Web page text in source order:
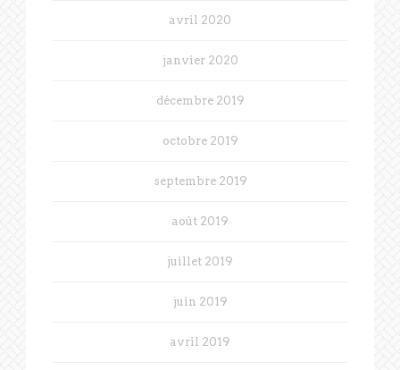
avril 2020
janvier 2020
décembre 2019
octobre 2019
septembre 2019
août 2019
juillet 2019
juin 2019
avril 2019